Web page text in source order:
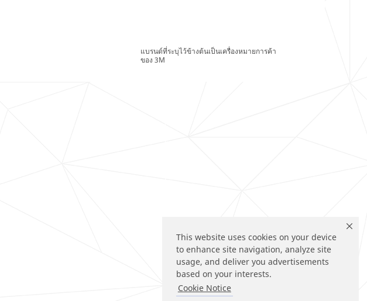
This website uses cookies on your device
to enhance site navigation, analyze site
usage, and deliver you advertisements
based on your interests.
Cookie Notice
แบรนด์ที่ระบุไว้ข้างต้นเป็นเครื่องหมายการค้า
ของ 3M